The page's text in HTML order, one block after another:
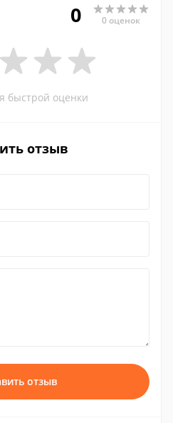
0 0 оценок
быстрой оценки
отзыв
отзыв